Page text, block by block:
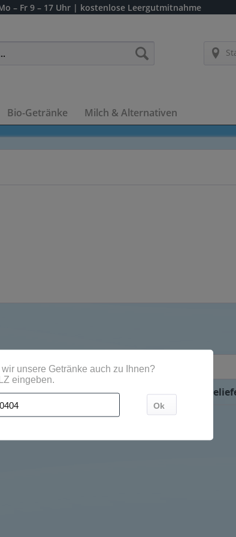
– Fr 9 – 17 Uhr | kostenlose Leergutmitnahme
Bio-Getränke Milch & Alternativen
Städten, Orten und Postleitzahl-Gebieten